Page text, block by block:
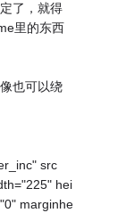
了，就得
里的东西
也可以绕
src
hei
marginhe